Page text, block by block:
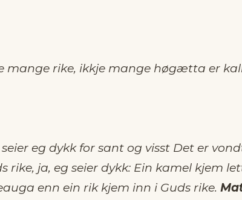
mange rike, ikkje mange høgætta er
eg dykk for sant og visst Det er
rike, ja, eg seier dykk: Ein kamel kjem
enn ein rik kjem inn i Guds rike.